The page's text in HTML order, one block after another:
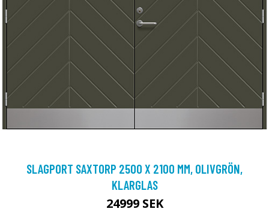
SLAGPORT SAXTORP 2500 X 2100 MM, OLIVGRÖN,
KLARGLAS
24999 SEK